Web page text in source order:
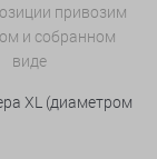
привозим
и собранном
виде
XL (диаметром